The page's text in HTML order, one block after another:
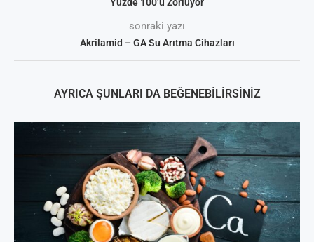
sonraki yazı
Akrilamid – GA Su Arıtma Cihazları
AYRICA ŞUNLARI DA BEĞENEBILIRSINIZ